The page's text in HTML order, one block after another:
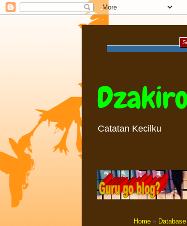
Catatan Kecilku
Home » Database